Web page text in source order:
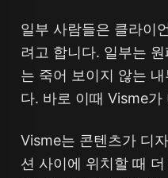
일부 사람들은 클라이
려고 합니다. 일부는
는 죽어 보이지 않는
다. 바로 이때 Visme가
Visme는 콘텐츠가 디
션 사이에 위치할 때